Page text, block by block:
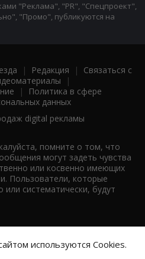
"Реклама", "PR", "Спецпроект",
"Промо", публикуются на
| Редакция | Связаться с
|
|
Политика в сфере
данных
digital рекламы
помните о том, что
могут задеть чувства
или косвенно имеющих
Пользователи, которые
систематически, будут
используются Cookies.